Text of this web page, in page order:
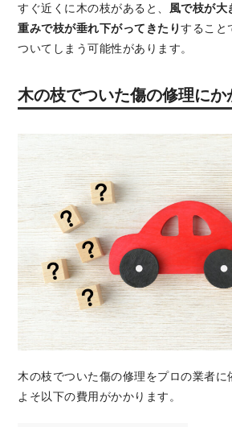
すぐ近くに木の枝があると、 風で枝が大
重みで枝が垂れ下がってきたり すること
ついてしまう可能性があります。
木の枝でついた傷の修理にか
木の枝でついた傷の修理をプロの業者に
よそ以下の費用がかかります。